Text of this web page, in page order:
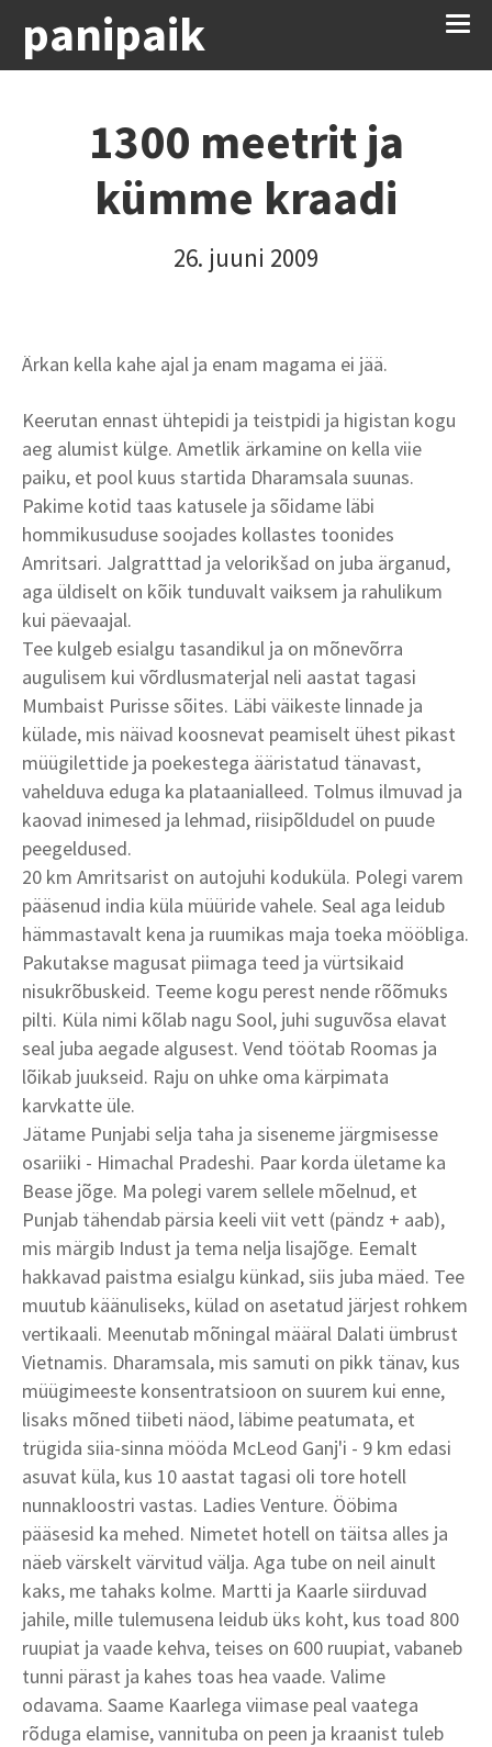
panipaik
1300 meetrit ja
kümme kraadi
26. juuni 2009
Ärkan kella kahe ajal ja enam magama ei jää.
Keerutan ennast ühtepidi ja teistpidi ja higistan kogu
aeg alumist külge. Ametlik ärkamine on kella viie
paiku, et pool kuus startida Dharamsala suunas.
Pakime kotid taas katusele ja sõidame läbi
hommikusuduse soojades kollastes toonides
Amritsari. Jalgratttad ja velorikšad on juba ärganud,
aga üldiselt on kõik tunduvalt vaiksem ja rahulikum
kui päevaajal.
Tee kulgeb esialgu tasandikul ja on mõnevõrra
augulisem kui võrdlusmaterjal neli aastat tagasi
Mumbaist Purisse sõites. Läbi väikeste linnade ja
külade, mis näivad koosnevat peamiselt ühest pikast
müügilettide ja poekestega ääristatud tänavast,
vahelduva eduga ka plataanialleed. Tolmus ilmuvad ja
kaovad inimesed ja lehmad, riisipõldudel on puude
peegeldused.
20 km Amritsarist on autojuhi koduküla. Polegi varem
pääsenud india küla müüride vahele. Seal aga leidub
hämmastavalt kena ja ruumikas maja toeka mööbliga.
Pakutakse magusat piimaga teed ja vürtsikaid
nisukrõbuskeid. Teeme kogu perest nende rõõmuks
pilti. Küla nimi kõlab nagu Sool, juhi suguvõsa elavat
seal juba aegade algusest. Vend töötab Roomas ja
lõikab juukseid. Raju on uhke oma kärpimata
karvkatte üle.
Jätame Punjabi selja taha ja siseneme järgmisesse
osariiki - Himachal Pradeshi. Paar korda ületame ka
Bease jõge. Ma polegi varem sellele mõelnud, et
Punjab tähendab pärsia keeli viit vett (pändz + aab),
mis märgib Indust ja tema nelja lisajõge. Eemalt
hakkavad paistma esialgu künkad, siis juba mäed. Tee
muutub käänuliseks, külad on asetatud järjest rohkem
vertikaali. Meenutab mõningal määral Dalati ümbrust
Vietnamis. Dharamsala, mis samuti on pikk tänav, kus
müügimeeste konsentratsioon on suurem kui enne,
lisaks mõned tiibeti näod, läbime peatumata, et
trügida siia-sinna mööda McLeod Ganj'i - 9 km edasi
asuvat küla, kus 10 aastat tagasi oli tore hotell
nunnakloostri vastas. Ladies Venture. Ööbima
pääsesid ka mehed. Nimetet hotell on täitsa alles ja
näeb värskelt värvitud välja. Aga tube on neil ainult
kaks, me tahaks kolme. Martti ja Kaarle siirduvad
jahile, mille tulemusena leidub üks koht, kus toad 800
ruupiat ja vaade kehva, teises on 600 ruupiat, vabaneb
tunni pärast ja kahes toas hea vaade. Valime
odavama. Saame Kaarlega viimase peal vaatega
rõduga elamise, vannituba on peen ja kraanist tuleb